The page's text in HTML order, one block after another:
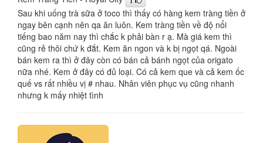
Sau khi uống trà sữa ở toco thì thấy có hàng kem tràng tiền ở
ngay bên cạnh nên qa ăn luôn. Kem tràng tiền về độ nổi
tiếng bao năm nay thì chắc k phải bàn r ạ. Mà giá kem thì
cũng rẻ thôi chứ k đắt. Kem ăn ngon và k bị ngọt qá. Ngoài
bán kem ra thì ở đây còn có bán cả bánh ngọt của origato
nữa nhé. Kem ở đây có đủ loại. Có cả kem que và cả kem ốc
quế vs rất nhiều vị # nhau. Nhân viên phục vụ cũng nhanh
nhưng k mấy nhiệt tình